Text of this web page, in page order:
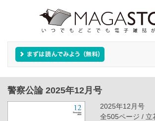
警察公論 2025年12月号
2025年12月号
全505ページ / 立